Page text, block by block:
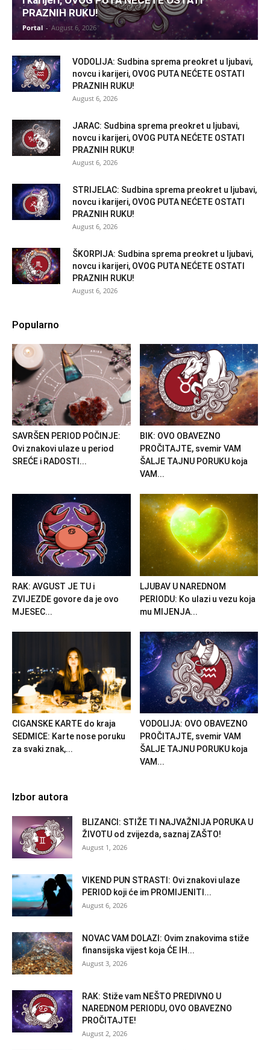
PRAZNIH RUKU!
Portal - August 6, 2026
VODOLIJA: Sudbina sprema preokret u ljubavi,
novcu i karijeri, OVOG PUTA NEĆETE OSTATI
PRAZNIH RUKU!
August 6, 2026
JARAC: Sudbina sprema preokret u ljubavi,
novcu i karijeri, OVOG PUTA NEĆETE OSTATI
PRAZNIH RUKU!
August 6, 2026
STRIJELAC: Sudbina sprema preokret u ljubavi,
novcu i karijeri, OVOG PUTA NEĆETE OSTATI
PRAZNIH RUKU!
August 6, 2026
ŠKORPIJA: Sudbina sprema preokret u ljubavi,
novcu i karijeri, OVOG PUTA NEĆETE OSTATI
PRAZNIH RUKU!
August 6, 2026
Popularno
SAVRŠEN PERIOD POČINJE:
Ovi znakovi ulaze u period
SREĆE i RADOSTI...
BIK: OVO OBAVEZNO
PROČITAJTE, svemir VAM
ŠALJE TAJNU PORUKU koja
VAM...
RAK: AVGUST JE TU i
ZVIJEZDE govore da je ovo
MJESEC...
LJUBAV U NAREDNOM
PERIODU: Ko ulazi u vezu koja
mu MIJENJA...
CIGANSKE KARTE do kraja
SEDMICE: Karte nose poruku
za svaki znak,...
VODOLIJA: OVO OBAVEZNO
PROČITAJTE, svemir VAM
ŠALJE TAJNU PORUKU koja
VAM...
Izbor autora
BLIZANCI: STIŽE TI NAJVAŽNIJA PORUKA U
ŽIVOTU od zvijezda, saznaj ZAŠTO!
August 1, 2026
VIKEND PUN STRASTI: Ovi znakovi ulaze
PERIOD koji će im PROMIJENITI...
August 6, 2026
NOVAC VAM DOLAZI: Ovim znakovima stiže
finansijska vijest koja ĆE IH...
August 3, 2026
RAK: Stiže vam NEŠTO PREDIVNO U
NAREDNOM PERIODU, OVO OBAVEZNO
PROČITAJTE!
August 2, 2026